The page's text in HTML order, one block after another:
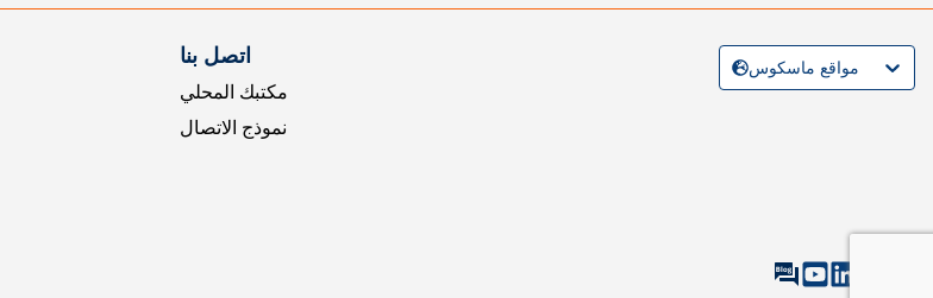
اتصل بنا
مكتبك المحلي
نموذج الاتصال
مواقع ماسكوس